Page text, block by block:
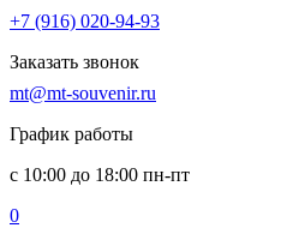
+7 (916) 020-94-93
Заказать звонок
mt@mt-souvenir.ru
График работы
с 10:00 до 18:00 пн-пт
0